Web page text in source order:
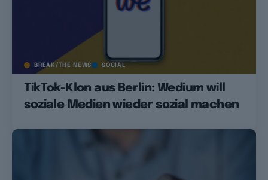
BREAK/THE NEWS SOCIAL
TikTok-Klon aus Berlin: Wedium will
soziale Medien wieder sozial machen